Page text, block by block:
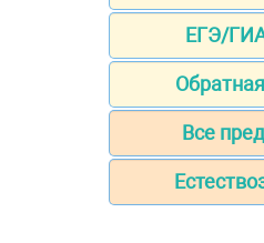
ЕГЭ/
Все